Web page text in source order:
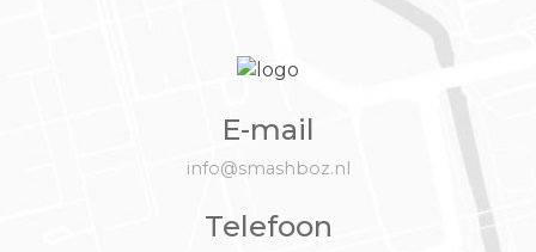
E-mail
info@smashboz.nl
Telefoon